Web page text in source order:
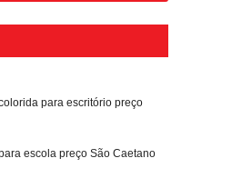
para escritório preço
escola preço São Caetano